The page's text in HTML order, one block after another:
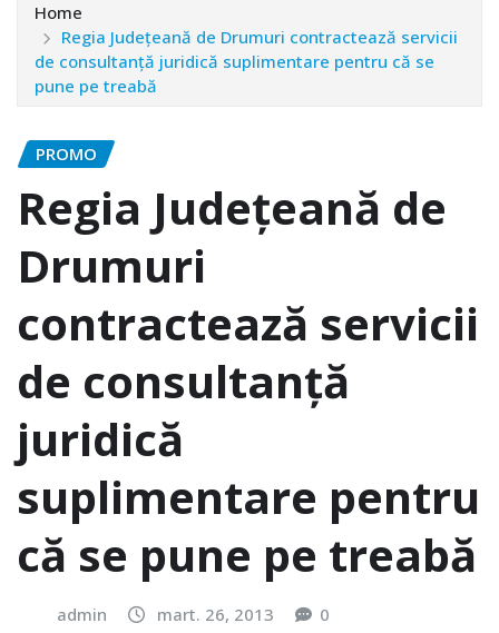
Home
Regia Județeană de Drumuri contractează servicii
de consultanță juridică suplimentare pentru că se
pune pe treabă
PROMO
Regia Județeană de
Drumuri
contractează servicii
de consultanță
juridică
suplimentare pentru
că se pune pe treabă
admin mart. 26, 2013 0